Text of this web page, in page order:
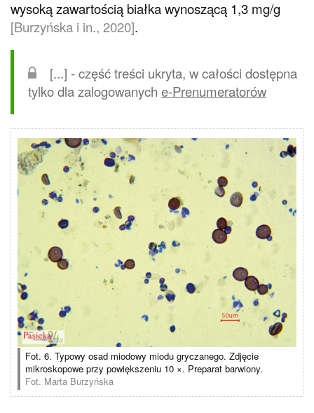
wysoką zawartością białka wynoszącą 1,3 mg/g
[Burzyńska i in., 2020].
[...] - część treści ukryta, w całości dostępna
tylko dla zalogowanych e-Prenumeratorów
Fot. 6. Typowy osad miodowy miodu gryczanego. Zdjęcie
mikroskopowe przy powiększeniu 10 ×. Preparat barwiony.
Fot. Marta Burzyńska